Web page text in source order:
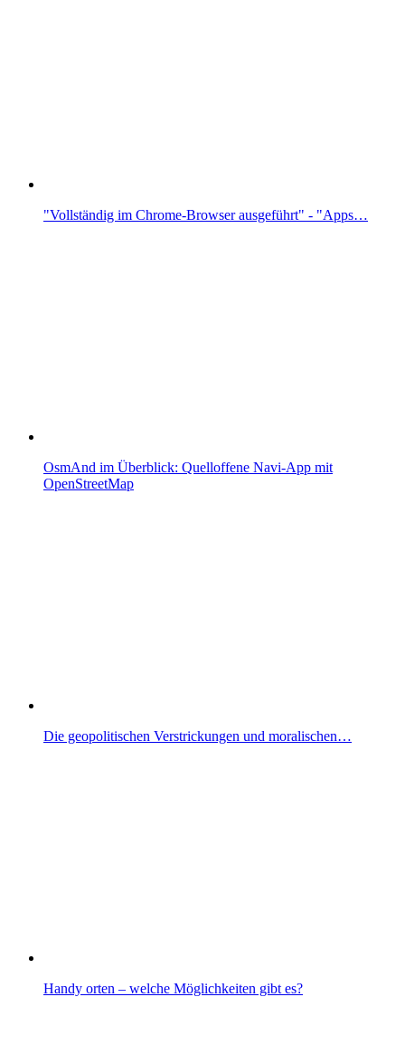
"Vollständig im Chrome-Browser ausgeführt" - "Apps…
OsmAnd im Überblick: Quelloffene Navi-App mit
OpenStreetMap
Die geopolitischen Verstrickungen und moralischen…
Handy orten – welche Möglichkeiten gibt es?